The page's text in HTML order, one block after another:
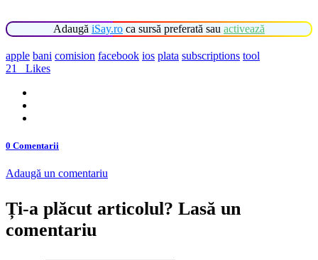
Adaugă iSay.ro ca sursă preferată sau activează
apple bani comision facebook ios plata subscriptions tool
21
Likes
0 Comentarii
Adaugă un comentariu
Ți-a plăcut articolul? Lasă un
comentariu